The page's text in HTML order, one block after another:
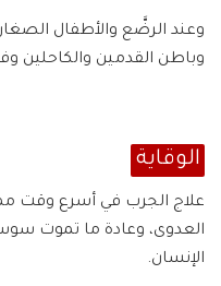
وعند الرضَّع والأطفال
وباطن القدمين والكاحلين
‫الوقاية
علاج الجرب في أسرع وقت
الإنسان.